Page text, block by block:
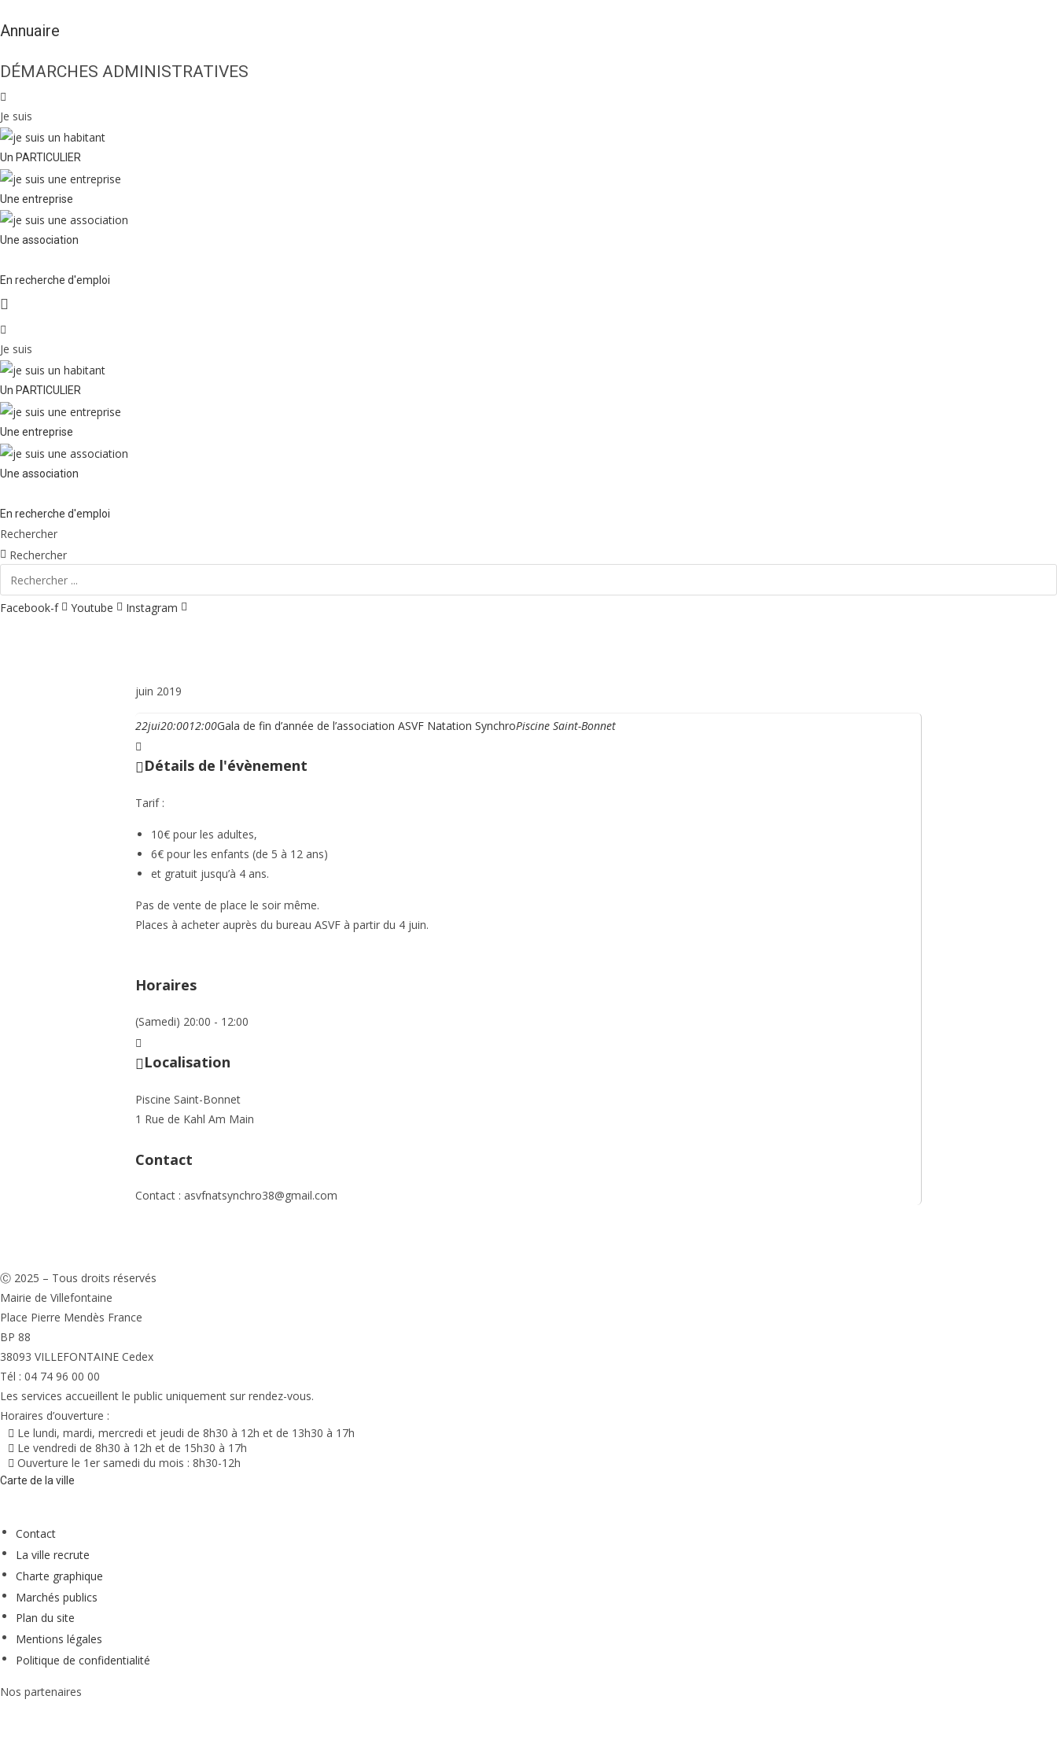
Annuaire
DÉMARCHES ADMINISTRATIVES
Je suis
Un PARTICULIER
Une entreprise
Une association
En recherche d'emploi
Je suis
Un PARTICULIER
Une entreprise
Une association
En recherche d'emploi
Rechercher
Rechercher
Facebook-f Youtube Instagram
juin 2019
22jui20:0012:00Gala de fin d’année de l’association ASVF Natation SynchroPiscine Saint-Bonnet
Détails de l'évènement
Tarif :
10€ pour les adultes,
6€ pour les enfants (de 5 à 12 ans)
et gratuit jusqu’à 4 ans.
Pas de vente de place le soir même.
Places à acheter auprès du bureau ASVF à partir du 4 juin.
Horaires
(Samedi) 20:00 - 12:00
Localisation
Piscine Saint-Bonnet
1 Rue de Kahl Am Main
Contact
Contact : asvfnatsynchro38@gmail.com
Ⓒ 2025 – Tous droits réservés
Mairie de Villefontaine
Place Pierre Mendès France
BP 88
38093 VILLEFONTAINE Cedex
Tél : 04 74 96 00 00
Les services accueillent le public uniquement sur rendez-vous.
Horaires d’ouverture :
Le lundi, mardi, mercredi et jeudi de 8h30 à 12h et de 13h30 à 17h
Le vendredi de 8h30 à 12h et de 15h30 à 17h
Ouverture le 1er samedi du mois : 8h30-12h
Carte de la ville
Contact
La ville recrute
Charte graphique
Marchés publics
Plan du site
Mentions légales
Politique de confidentialité
Nos partenaires